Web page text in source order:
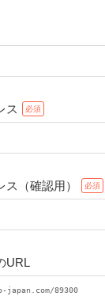
ス
ス（確認用）
URL